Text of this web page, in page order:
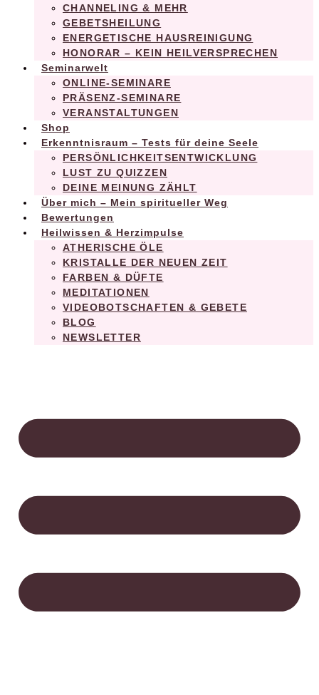
CHANNELING & MEHR
GEBETSHEILUNG
ENERGETISCHE HAUSREINIGUNG
HONORAR – KEIN HEILVERSPRECHEN
Seminarwelt
ONLINE-SEMINARE
PRÄSENZ-SEMINARE
VERANSTALTUNGEN
Shop
Erkenntnisraum – Tests für deine Seele
PERSÖNLICHKEITSENTWICKLUNG
LUST ZU QUIZZEN
DEINE MEINUNG ZÄHLT
Über mich – Mein spiritueller Weg
Bewertungen
Heilwissen & Herzimpulse
ATHERISCHE ÖLE
KRISTALLE DER NEUEN ZEIT
FARBEN & DÜFTE
MEDITATIONEN
VIDEOBOTSCHAFTEN & GEBETE
BLOG
NEWSLETTER